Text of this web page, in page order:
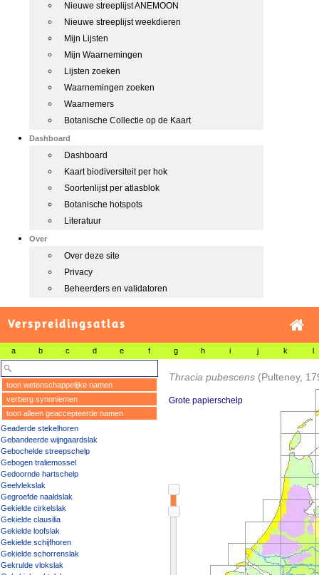
Nieuwe streeplijst ANEMOON
Nieuwe streeplijst weekdieren
Mijn Lijsten
Mijn Waarnemingen
Lijsten zoeken
Waarnemingen zoeken
Waarnemers
Botanische Collectie op de Kaart
Dashboard
Dashboard
Kaart biodiversiteit per hok
Soortenlijst per atlasblok
Botanische hotspots
Literatuur
Over
Over deze site
Privacy
Beheerders en validatoren
Verspreidingsatlas
a b c d e f g h i j k l
toon wetenschappelijke namen
verberg synoniemen
toon alleen geaccepteerde namen
Geaderde stekelhoren
Gebandeerde wijngaardslak
Gebochelde streepschelp
Gebogen traliemossel
Gedoornde hartschelp
Geelvlekslak
Gegroefde naaldslak
Gekielde cirkelslak
Gekielde clausilia
Gekielde loofslak
Gekielde schijfhoren
Gekielde schorrenslak
Gekrulde vlokslak
Thracia pubescens (Pulteney,
Grote papierschelp